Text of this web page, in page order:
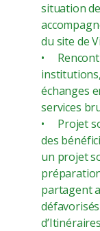
situation
du site de
•
échanges
services
• Projet
des
un projet
partagent